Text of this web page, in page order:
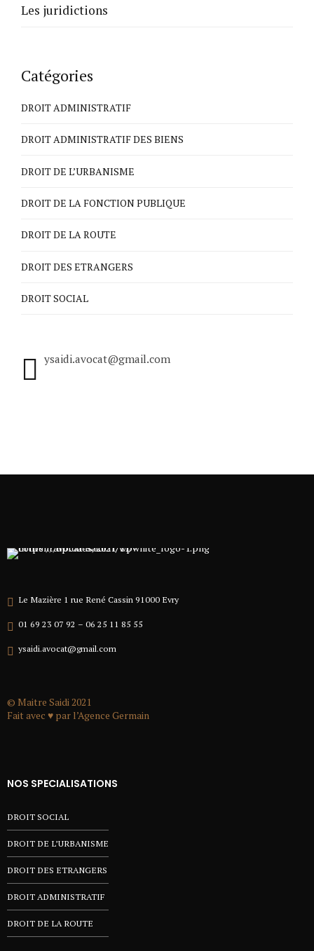
Les juridictions
Catégories
DROIT ADMINISTRATIF
DROIT ADMINISTRATIF DES BIENS
DROIT DE L’URBANISME
DROIT DE LA FONCTION PUBLIQUE
DROIT DE LA ROUTE
DROIT DES ETRANGERS
DROIT SOCIAL
ysaidi.avocat@gmail.com
Le Mazière 1 rue René Cassin 91000 Evry
01 69 23 07 92 – 06 25 11 85 55
ysaidi.avocat@gmail.com
© Maitre Saidi 2021
Fait avec ♥ par l’Agence Germain
NOS SPECIALISATIONS
DROIT SOCIAL
DROIT DE L’URBANISME
DROIT DES ETRANGERS
DROIT ADMINISTRATIF
DROIT DE LA ROUTE